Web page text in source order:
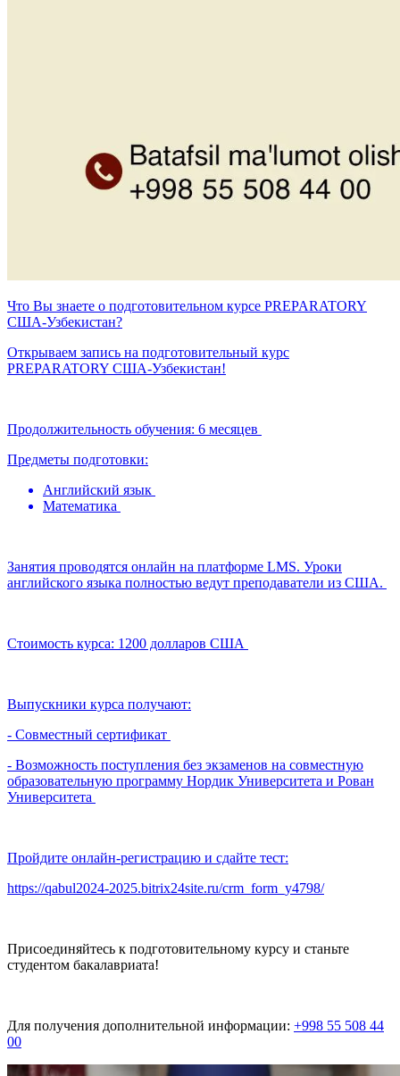
Что Вы знаете о подготовительном курсе PREPARATORY
США-Узбекистан?
Открываем запись на подготовительный курс
PREPARATORY США-Узбекистан!
Продолжительность обучения: 6 месяцев
Предметы подготовки:
Английский язык
Математика
Занятия проводятся онлайн на платформе LMS. Уроки
английского языка полностью ведут преподаватели из США.
Стоимость курса: 1200 долларов США
Выпускники курса получают:
- Совместный сертификат
- Возможность поступления без экзаменов на совместную
образовательную программу Нордик Университета и Рован
Университета
Пройдите онлайн-регистрацию и сдайте тест:
https://qabul2024-2025.bitrix24site.ru/crm_form_y4798/
Присоединяйтесь к подготовительному курсу и станьте
студентом бакалавриата!
Для получения дополнительной информации: +998 55 508 44
00